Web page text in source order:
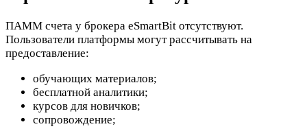
ПАММ счета у брокера eSmartBit отсутствуют.
Пользователи платформы могут рассчитывать на
предоставление:
обучающих материалов;
бесплатной аналитики;
курсов для новичков;
сопровождение;